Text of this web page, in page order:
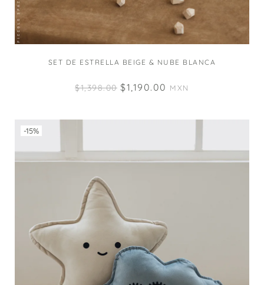
SET DE ESTRELLA BEIGE & NUBE BLANCA
$1,398.00 $1,190.00 MXN
-15%